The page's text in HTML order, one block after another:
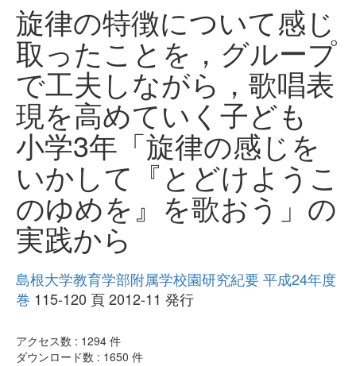
旋律の特徴について感じ
取ったことを，グループ
で工夫しながら，歌唱表
現を高めていく子ども
小学3年「旋律の感じを
いかして『とどけようこ
のゆめを』を歌おう」の
実践から
島根大学教育学部附属学校園研究紀要 平成24年度
巻 115-120 頁 2012-11 発行
アクセス数 : 1294 件
ダウンロード数 : 1650 件